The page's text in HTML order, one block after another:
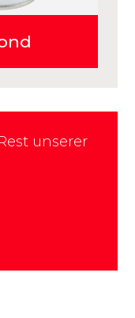
unserer